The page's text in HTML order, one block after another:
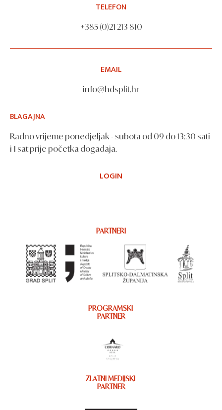
TELEFON
+385 (0)21 213 810
EMAIL
info@hdsplit.hr
BLAGAJNA
Radno vrijeme ponedjeljak - subota od 09 do 13:30 sati
i 1 sat prije početka događaja.
LOGIN
PARTNERI
PROGRAMSKI
PARTNER
ZLATNI MEDIJSKI
PARTNER